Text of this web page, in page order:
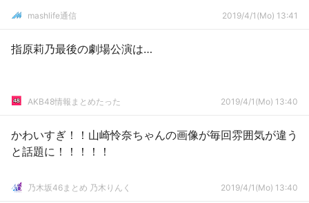
mashlife通信 2019/4/1(Mo) 13:41
指原莉乃最後の劇場公演は…
AKB48情報まとめたった 2019/4/1(Mo) 13:40
かわいすぎ！！山崎怜奈ちゃんの画像が毎回雰囲気が違う
と話題に！！！！！
乃木坂46まとめ 乃木りんく 2019/4/1(Mo) 13:40